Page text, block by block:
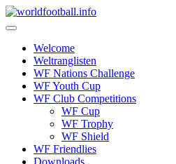
Skip
to
Welcome
Weltranglisten
WF Nations Challenge
WF Youth Cup
WF Club Competitions
WF Cup
WF Trophy
WF Shield
WF Friendlies
Downloads